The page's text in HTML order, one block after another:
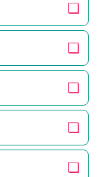
❏
❏
❏
❏
❏